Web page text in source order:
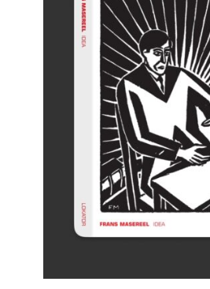
DODAJ DO KOSZYKA /